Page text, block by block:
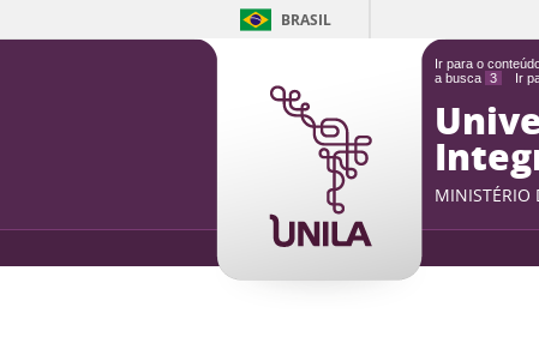
Ir para o
a busca 3 Ir
BRASIL
MINISTÉRIO